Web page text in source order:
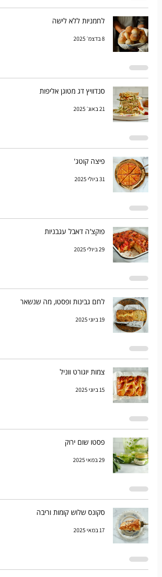
לחמניות ללא לישה
8 בדצמ׳ 2025
סנדוויץ דג מטוגן אליפות
21 באוג׳ 2025
פיצה קוטג'
31 ביולי 2025
פוקצ'ה דאבל עגבניות
29 ביולי 2025
לחם גבינות ופסטו, מה שנשאר
19 ביוני 2025
צמות יוגורט ווניל
15 ביוני 2025
פסטו שום ירוק
29 במאי 2025
סקונס שלוש קומות וריבה
17 במאי 2025